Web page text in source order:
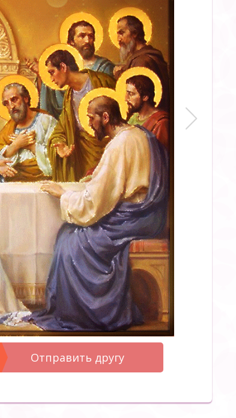
Отправить другу